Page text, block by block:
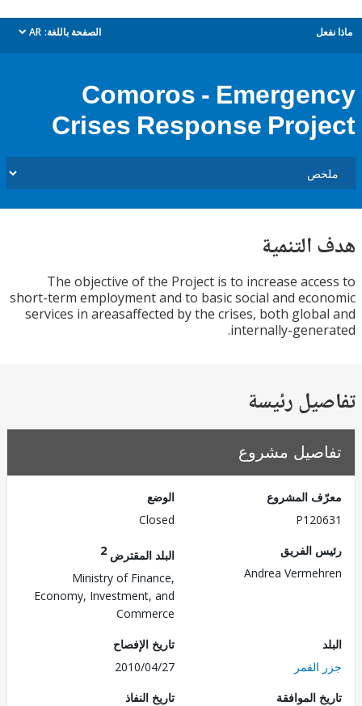
الصفحة باللغة: AR
dropdown
Comoros -
Crises Response
The objective of the Project is to increase
short-term employment and to basic social and
services in areasaffected by the crises, both
internally-
رئيسة
مشروع
المشروع
الفريق
Andrea
البلد المقترض
Ministry of Finance,
Economy, Investment, and
Commerce
تاريخ الإفصاح
2010/04/27
الموافقة
تاريخ النفاذ